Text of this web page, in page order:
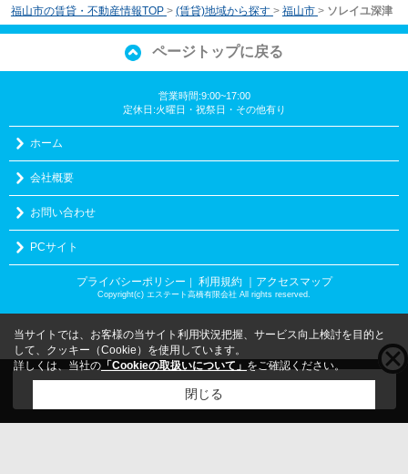
福山市の賃貸・不動産情報TOP > (賃貸)地域から探す > 福山市 > ソレイユ深津
ページトップに戻る
営業時間:9:00~17:00
定休日:火曜日・祝祭日・その他有り
ホーム
会社概要
お問い合わせ
PCサイト
プライバシーポリシー 利用規約 ｜アクセスマップ
Copyright(c) エステート高橋有限会社 All rights reserved.
こちらの物件をご覧の方にお勧めな物件
当サイトでは、お客様の当サイト利用状況把握、サービス向上検討を目的と
して、クッキー（Cookie）を使用しています。
詳しくは、当社の 「Cookieの取扱いについて」 をご確認ください。
閉じる